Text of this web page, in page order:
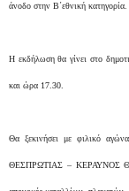
άνοδο στην Β΄εθνική κατηγορία.
Η εκδήλωση θα γίνει στο
και ώρα 17.30.
Θα ξεκινήσει με φιλικό
ΘΕΣΠΡΩΤΙΑΣ – ΚΕΡΑΥΝΟΣ